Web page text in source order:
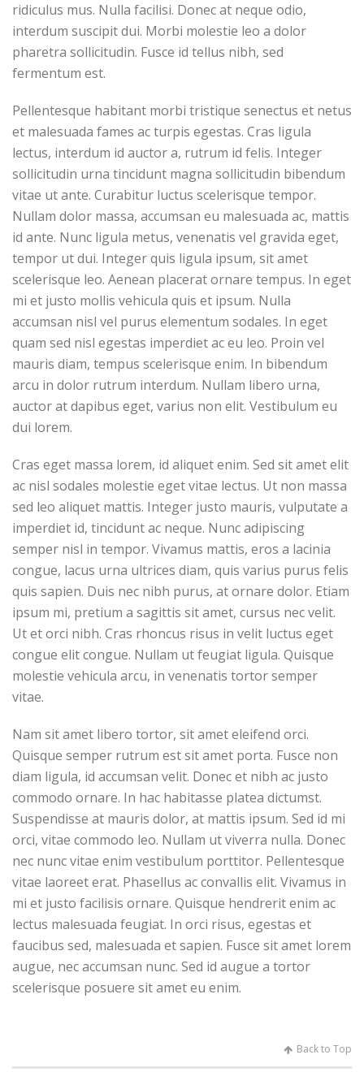
ridiculus mus. Nulla facilisi. Donec at neque odio,
interdum suscipit dui. Morbi molestie leo a dolor
pharetra sollicitudin. Fusce id tellus nibh, sed
fermentum est.
Pellentesque habitant morbi tristique senectus et netus
et malesuada fames ac turpis egestas. Cras ligula
lectus, interdum id auctor a, rutrum id felis. Integer
sollicitudin urna tincidunt magna sollicitudin bibendum
vitae ut ante. Curabitur luctus scelerisque tempor.
Nullam dolor massa, accumsan eu malesuada ac, mattis
id ante. Nunc ligula metus, venenatis vel gravida eget,
tempor ut dui. Integer quis ligula ipsum, sit amet
scelerisque leo. Aenean placerat ornare tempus. In eget
mi et justo mollis vehicula quis et ipsum. Nulla
accumsan nisl vel purus elementum sodales. In eget
quam sed nisl egestas imperdiet ac eu leo. Proin vel
mauris diam, tempus scelerisque enim. In bibendum
arcu in dolor rutrum interdum. Nullam libero urna,
auctor at dapibus eget, varius non elit. Vestibulum eu
dui lorem.
Cras eget massa lorem, id aliquet enim. Sed sit amet elit
ac nisl sodales molestie eget vitae lectus. Ut non massa
sed leo aliquet mattis. Integer justo mauris, vulputate a
imperdiet id, tincidunt ac neque. Nunc adipiscing
semper nisl in tempor. Vivamus mattis, eros a lacinia
congue, lacus urna ultrices diam, quis varius purus felis
quis sapien. Duis nec nibh purus, at ornare dolor. Etiam
ipsum mi, pretium a sagittis sit amet, cursus nec velit.
Ut et orci nibh. Cras rhoncus risus in velit luctus eget
congue elit congue. Nullam ut feugiat ligula. Quisque
molestie vehicula arcu, in venenatis tortor semper
vitae.
Nam sit amet libero tortor, sit amet eleifend orci.
Quisque semper rutrum est sit amet porta. Fusce non
diam ligula, id accumsan velit. Donec et nibh ac justo
commodo ornare. In hac habitasse platea dictumst.
Suspendisse at mauris dolor, at mattis ipsum. Sed id mi
orci, vitae commodo leo. Nullam ut viverra nulla. Donec
nec nunc vitae enim vestibulum porttitor. Pellentesque
vitae laoreet erat. Phasellus ac convallis elit. Vivamus in
mi et justo facilisis ornare. Quisque hendrerit enim ac
lectus malesuada feugiat. In orci risus, egestas et
faucibus sed, malesuada et sapien. Fusce sit amet lorem
augue, nec accumsan nunc. Sed id augue a tortor
scelerisque posuere sit amet eu enim.
Back to Top